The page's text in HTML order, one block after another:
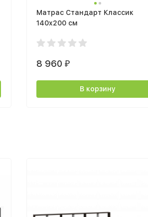
Матрас Стандарт Классик
140x200 см
8 960 ₽
В корзину